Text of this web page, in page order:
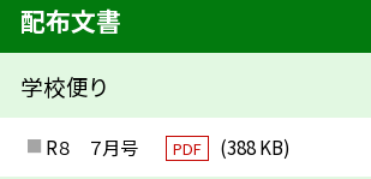
配布文書
学校便り
R８ ７月号 PDF (388 KB)